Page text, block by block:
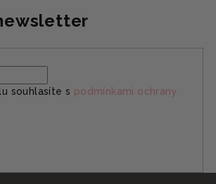
souhlasíte s podmínkami ochrany